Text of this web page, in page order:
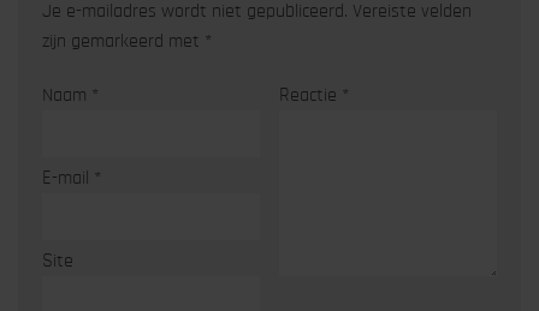
Je e-mailadres wordt niet gepubliceerd. Vereiste velden
zijn gemarkeerd met *
Reactie *
Naam *
E-mail *
Site